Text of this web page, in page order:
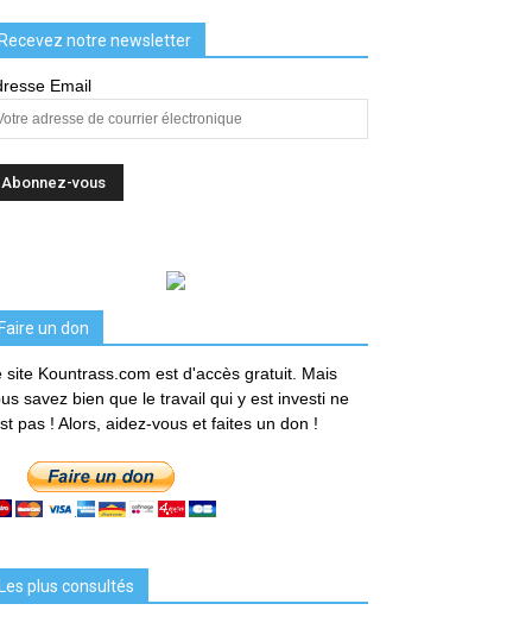
Recevez notre newsletter
Email
Faire un don
site Kountrass.com est d'accès gratuit. Mais
savez bien que le travail qui y est investi ne
pas ! Alors, aidez-vous et faites un don !
Les plus consultés